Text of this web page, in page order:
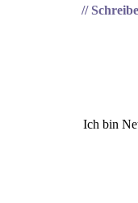
//
Ich bin